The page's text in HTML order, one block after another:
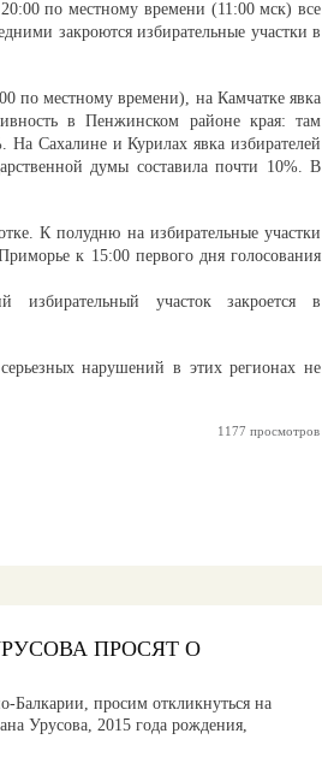
по местному времени (11:00 мск) все
закроются избирательные участки в
по местному времени), на Камчатке явка
в Пенжинском районе края: там
Сахалине и Курилах явка избирателей
думы составила почти 10%. В
К полудню на избирательные участки
к 15:00 первого дня голосования
избирательный участок закроется в
нарушений в этих регионах не
1177 просмотров
ПРОСЯТ О
Балкарии, просим откликнуться на
Урусова, 2015 года рождения,